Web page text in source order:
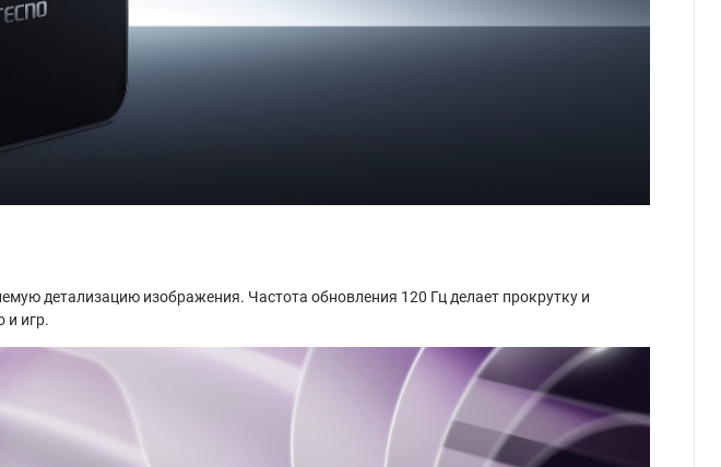
детализацию изображения. Частота обновления 120 Гц делает прокрутку и
и игр.